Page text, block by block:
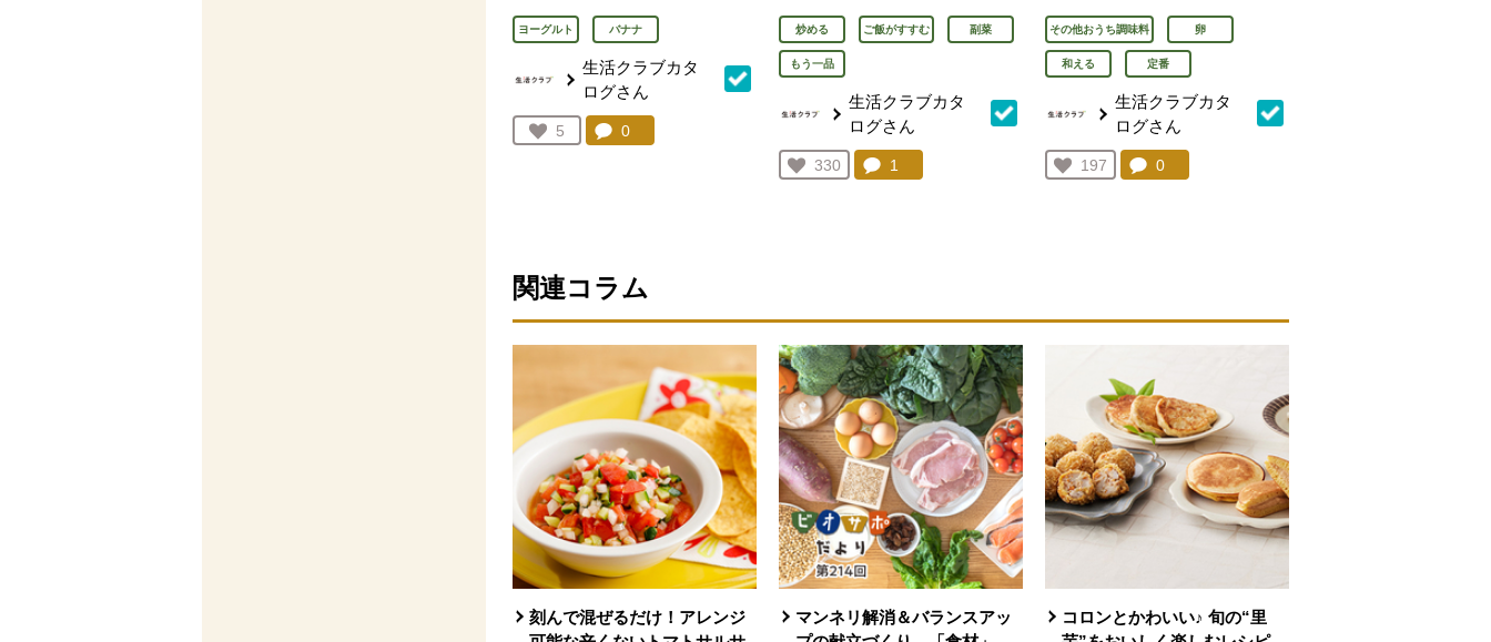
ヨーグルト バナナ
生活クラブカタ
ログさん
お気に入り登録：
5
人が登録
コメント：
0
炒める ご飯がすすむ 副菜
もう一品
生活クラブカタ
ログさん
お気に入り登録：
330
人が登録
コメント：
1
その他おうち調味料 卵
和える 定番
生活クラブカタ
ログさん
お気に入り登録：
197
人が登録
コメント：
0件。コメントを見る。
関連コラム
刻んで混ぜるだけ！アレンジ
マンネリ解消＆バランスアッ
コロンとかわいい♪ 旬の“里